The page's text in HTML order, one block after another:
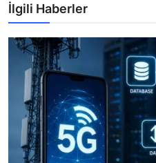
İlgili Haberler